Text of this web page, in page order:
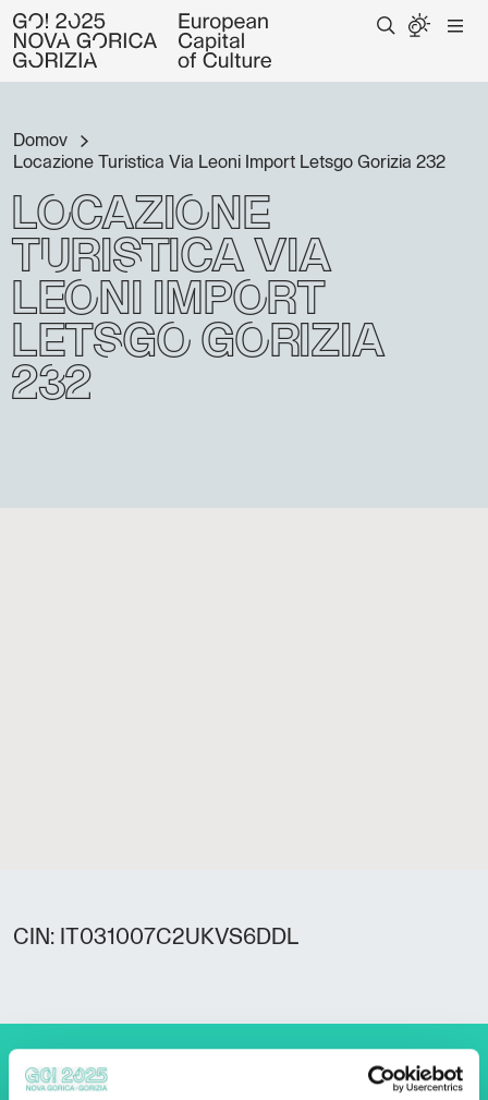
Domov
Locazione Turistica Via Leoni Import Letsgo Gorizia 232
Locazione
Turistica Via
Leoni Import
Letsgo Gorizia
232
CIN: IT031007C2UKVS6DDL
Dogodki, članki in zgodbe iz